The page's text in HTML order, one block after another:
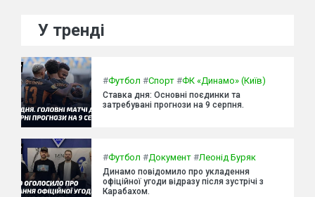
У тренді
#Футбол #Спорт #ФК «Динамо» (Київ)
Ставка дня: Основні поєдинки та
затребувані прогнози на 9 серпня.
#Футбол #Документ #Леонід Буряк
Динамо повідомило про укладення
офіційної угоди відразу після зустрічі з
Карабахом.